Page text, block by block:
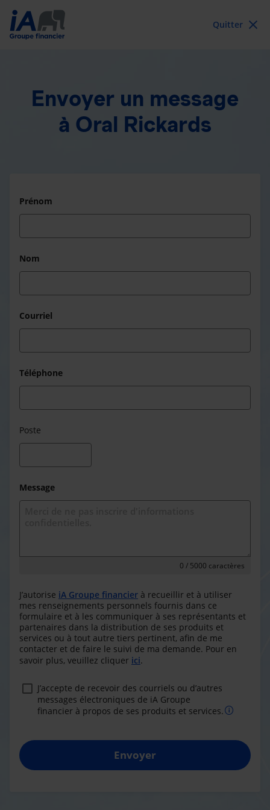
Quitter
Envoyer un message
à Oral Rickards
Prénom
Nom
Courriel
Téléphone
Poste
Message
0 / 5000 caractères
J’autorise iA Groupe financier à recueillir et à utiliser
mes renseignements personnels fournis dans ce
formulaire et à les communiquer à ses représentants et
partenaires dans la distribution de ses produits et
services ou à tout autre tiers pertinent, afin de me
contacter et de faire le suivi de ma demande. Pour en
savoir plus, veuillez cliquer ici.
J’accepte de recevoir des courriels ou d’autres
messages électroniques de iA Groupe
financier à propos de ses produits et services.
Envoyer